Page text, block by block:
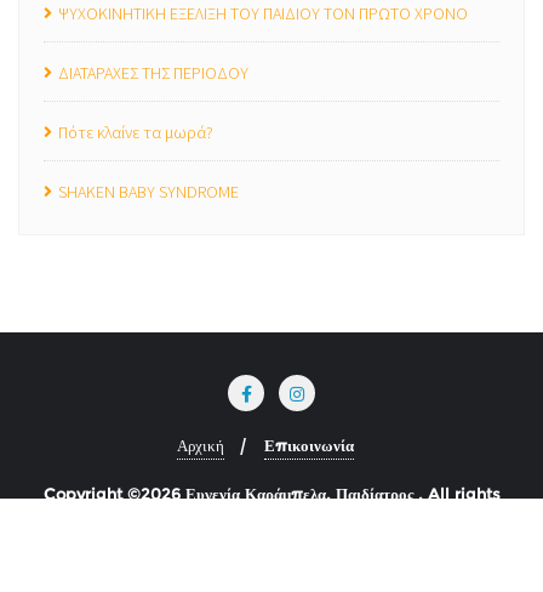
ΨΥΧΟΚΙΝΗΤΙΚΗ ΕΞΕΛΙΞΗ ΤΟΥ ΠΑΙΔΙΟΥ ΤΟΝ ΠΡΩΤΟ ΧΡΟΝΟ
ΔΙΑΤΑΡΑΧΕΣ ΤΗΣ ΠΕΡΙΟΔΟΥ
Πότε κλαίνε τα μωρά?
SHAKEN BABY SYNDROME
Αρχική Επικοινωνία
Copyright ©2026 Ευγενία Καράμπελα, Παιδίατρος . All rights